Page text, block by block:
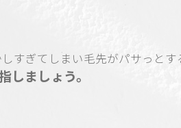
すぎてしまい毛先がパサっとす
しましょう。